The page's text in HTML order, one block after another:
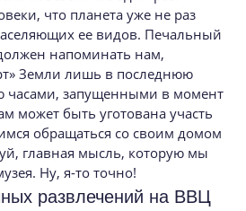
что планета уже не раз
ее видов. Печальный
напоминать нам,
Земли лишь в последнюю
часами, запущенными в момент
может быть уготована участь
обращаться со своим домом
главная мысль, которую мы
Ну, я-то точно!
развлечений на ВВЦ